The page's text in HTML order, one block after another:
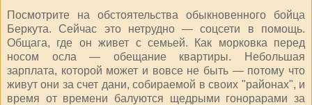
Посмотрите на обстоятельства обыкновенного бойца
Беркута. Сейчас это нетрудно — соцсети в помощь.
Общага, где он живет с семьей. Как морковка перед
носом осла — обещание квартиры. Небольшая
зарплата, которой может и вовсе не быть — потому что
живут они за счет дани, собираемой в своих "районах", и
время от времени балуются щедрыми гонорарами за